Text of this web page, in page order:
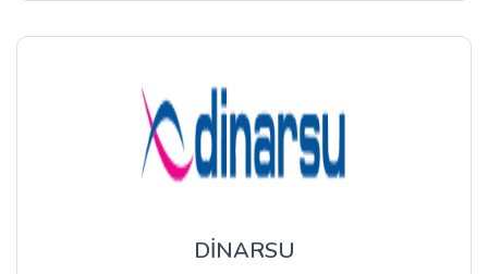
DİNARSU